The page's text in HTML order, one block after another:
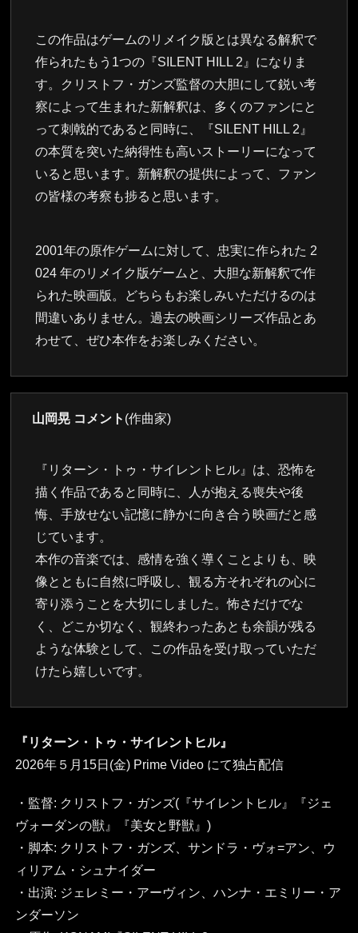
この作品はゲームのリメイク版とは異なる解釈で
作られたもう1つの『SILENT HILL 2』になりま
す。クリストフ・ガンズ監督の大胆にして鋭い考
察によって生まれた新解釈は、多くのファンにと
って刺戟的であると同時に、『SILENT HILL 2』
の本質を突いた納得性も高いストーリーになって
いると思います。新解釈の提供によって、ファン
の皆様の考察も捗ると思います。
2001年の原作ゲームに対して、忠実に作られた 2
024 年のリメイク版ゲームと、大胆な新解釈で作
られた映画版。どちらもお楽しみいただけるのは
間違いありません。過去の映画シリーズ作品とあ
わせて、ぜひ本作をお楽しみください。
山岡晃 コメント (作曲家)
『リターン・トゥ・サイレントヒル』は、恐怖を
描く作品であると同時に、人が抱える喪失や後
悔、手放せない記憶に静かに向き合う映画だと感
じています。
本作の音楽では、感情を強く導くことよりも、映
像とともに自然に呼吸し、観る方それぞれの心に
寄り添うことを大切にしました。怖さだけでな
く、どこか切なく、観終わったあとも余韻が残る
ような体験として、この作品を受け取っていただ
けたら嬉しいです。
『リターン・トゥ・サイレントヒル』
2026年５月15日(金) Prime Video にて独占配信
・監督: クリストフ・ガンズ(『サイレントヒル』『ジェ
ヴォーダンの獣』『美女と野獣』)
・脚本: クリストフ・ガンズ、サンドラ・ヴォ=アン、ウ
ィリアム・シュナイダー
・出演: ジェレミー・アーヴィン、ハンナ・エミリー・ア
ンダーソン